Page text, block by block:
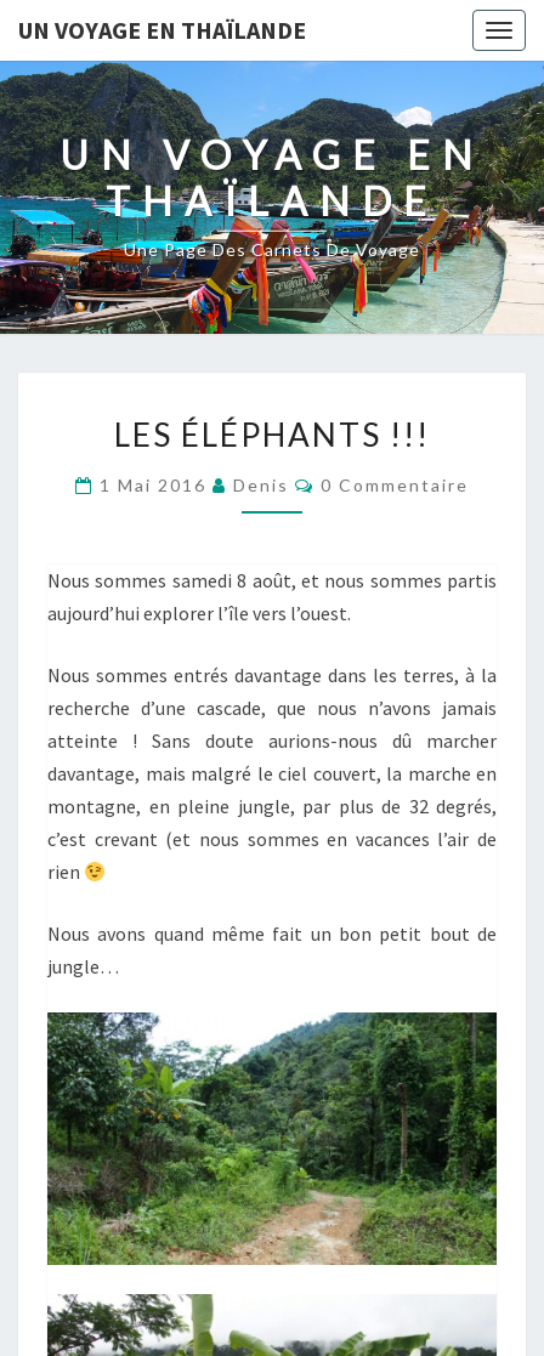
UN VOYAGE EN THAÏLANDE
UN VOYAGE EN
THAÏLANDE
Une Page Des Carnets De Voyage
ÉLÉPHANTS
LES ÉLÉPHANTS !!!
1 Mai 2016 Denis Commentaires
0 Commentaire
Nous sommes samedi 8 août, et nous sommes partis
aujourd’hui explorer l’île vers l’ouest.
Nous sommes entrés davantage dans les terres, à la
recherche d’une cascade, que nous n’avons jamais
atteinte ! Sans doute aurions-nous dû marcher
davantage, mais malgré le ciel couvert, la marche en
montagne, en pleine jungle, par plus de 32 degrés,
c’est crevant (et nous sommes en vacances l’air de
rien
Nous avons quand même fait un bon petit bout de
jungle…